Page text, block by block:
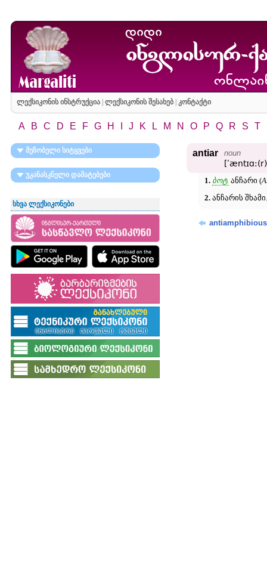
ლექსიკონის ინსტრუქცია| ლექსიკონის შესახებ| კონტაქტი
A B C D E F G H J K L M N O P Q R S T
მეზობელი სიტყვები
უკანასკნელი დამატებები
სხვა ლექსიკონები
antiar noun
1. ბოტ. ანჩარი (
2.ანჩარის შხამი.
antiamphibious